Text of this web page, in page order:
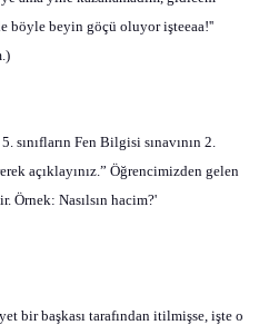
böyle beyin göçü oluyor işteeaa!''
sınıfların Fen Bilgisi sınavının 2.
açıklayınız.” Öğrencimizden gelen
Örnek: Nasılsın hacim?'
bir başkası tarafından itilmişse, işte o